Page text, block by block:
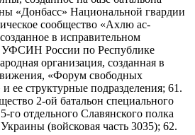
«Донбасс» Национальной гвардии
сообщество «Ахлю ас-
в исправительном
России по Республике
организация, созданная в
«Форум свободных
ее структурные подразделения; 61.
2-ой батальон специального
го отдельного Славянского полка
(войсковая часть 3035); 62.